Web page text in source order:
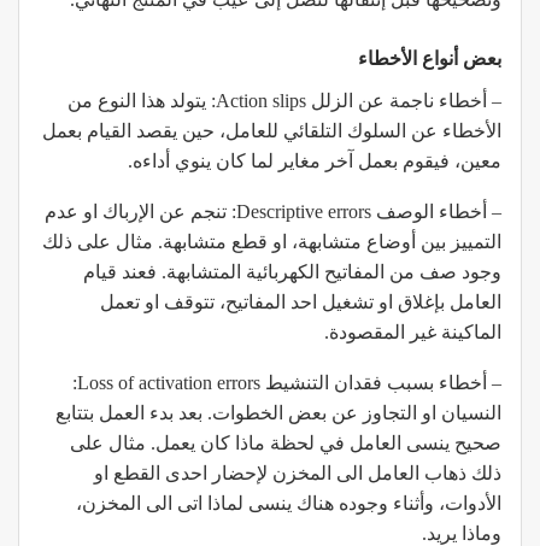
بعض أنواع الأخطاء
– أخطاء ناجمة عن الزلل Action slips: يتولد هذا النوع من
الأخطاء عن السلوك التلقائي للعامل، حين يقصد القيام بعمل
معين، فيقوم بعمل آخر مغاير لما كان ينوي أداءه.
– أخطاء الوصف Descriptive errors: تنجم عن الإرباك او عدم
التمييز بين أوضاع متشابهة، او قطع متشابهة. مثال على ذلك
وجود صف من المفاتيح الكهربائية المتشابهة. فعند قيام
العامل بإغلاق او تشغيل احد المفاتيح، تتوقف او تعمل
الماكينة غير المقصودة.
– أخطاء بسبب فقدان التنشيط Loss of activation errors:
النسيان او التجاوز عن بعض الخطوات. بعد بدء العمل بتتابع
صحيح ينسى العامل في لحظة ماذا كان يعمل. مثال على
ذلك ذهاب العامل الى المخزن لإحضار احدى القطع او
الأدوات، وأثناء وجوده هناك ينسى لماذا اتى الى المخزن،
وماذا يريد.